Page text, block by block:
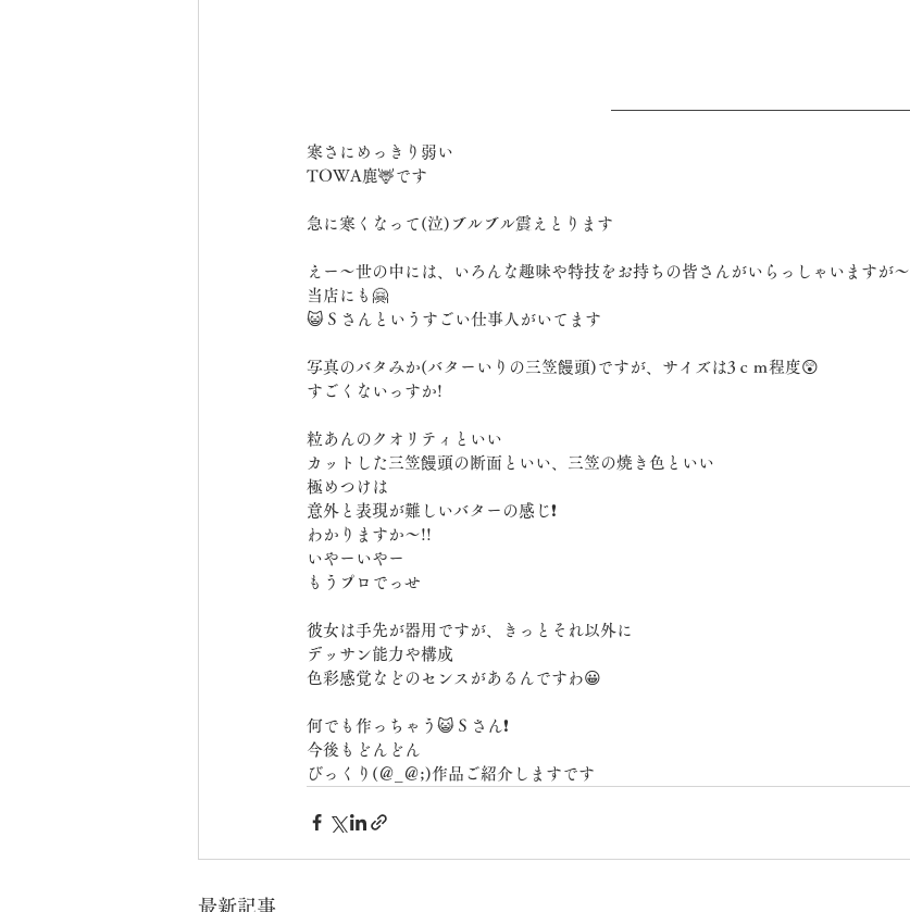
寒さにめっきり弱い
TOWA鹿🦌です
急に寒くなって(泣)ブルブル震えとります
えー〜世の中には、いろんな趣味や特技をお持ちの皆さんがいらっしゃいますが〜
当店にも🤗
😺Ｓさんというすごい仕事人がいてます
写真のバタみか(バターいりの三笠饅頭)ですが、サイズは3ｃｍ程度😲
すごくないっすか!
粒あんのクオリティといい
カットした三笠饅頭の断面といい、三笠の焼き色といい
極めつけは
意外と表現が難しいバターの感じ❗
わかりますか〜!!
いやーいやー
もうプロでっせ
彼女は手先が器用ですが、きっとそれ以外に
デッサン能力や構成
色彩感覚などのセンスがあるんですわ😀
何でも作っちゃう😺Ｓさん❗
今後もどんどん
びっくり(＠_＠;)作品ご紹介しますです
最新記事